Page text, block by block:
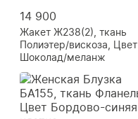
14 900
Жакет Ж238(2), ткань
Полиэтер/вискоза, Цвет
Шоколад/меланж